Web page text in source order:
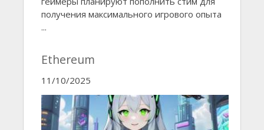
получения максимального игрового опыта
...
Ethereum
11/10/2025